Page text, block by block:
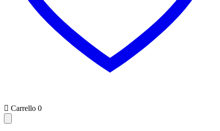
 Carrello 0